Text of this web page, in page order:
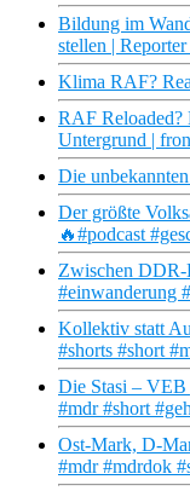
Bildung im
stellen |
Klima RAF?
RAF Reloaded?
Untergrund |
Die
Der größte
🔥#podcast
Zwischen DDR-
#einwanderung
Kollektiv statt
#shorts #short
Die Stasi – VEB
#mdr #short
Ost-Mark, D-
#mdr #mdrdok